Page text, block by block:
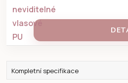
Kompletní specifikace